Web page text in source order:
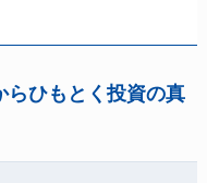
らひもとく投資の真